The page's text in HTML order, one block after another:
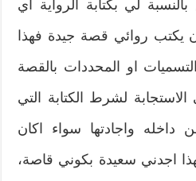
لي‮ ‬بكتابة الرواية اي
‬ان‮ ‬يكتب‮ ‬روائي‮ ‬قصة جيدة فهذا
او المحددات‮ ‬بالقصة
‬الاستجابة لشرط الكتابة‮ ‬التي‮
داخله واجادتها‮ ‬سواء اكان
‬اجدني سعيدة بكوني قاصة،‮